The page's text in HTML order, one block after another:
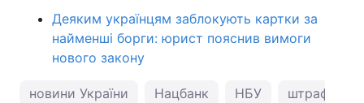
Деяким українцям заблокують картки за
найменші борги: юрист пояснив вимоги
нового закону
новини України Нацбанк НБУ штрафи